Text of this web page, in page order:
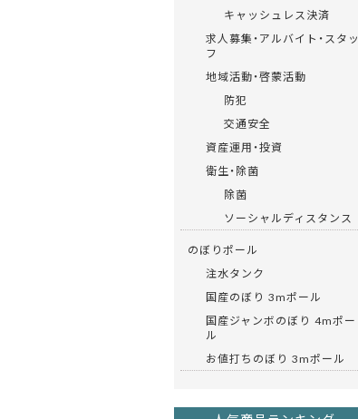
キャッシュレス決済
求人募集・アルバイト・スタッ
フ
地域活動・啓蒙活動
防犯
交通安全
資産運用・投資
衛生・除菌
除菌
ソーシャルディスタンス
のぼりポール
注水タンク
国産のぼり 3mポール
国産ジャンボのぼり 4mポー
ル
お値打ちのぼり 3mポール